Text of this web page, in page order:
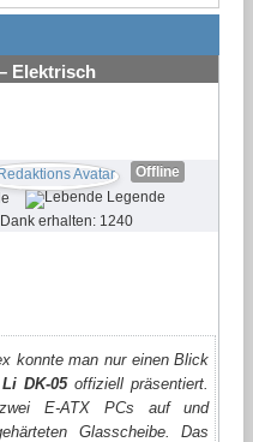
Elektrisch
Offline
Dank erhalten: 1240
konnte man nur einen Blick
DK-05offiziell präsentiert.
E-ATX PCs auf und
Glasscheibe. Das